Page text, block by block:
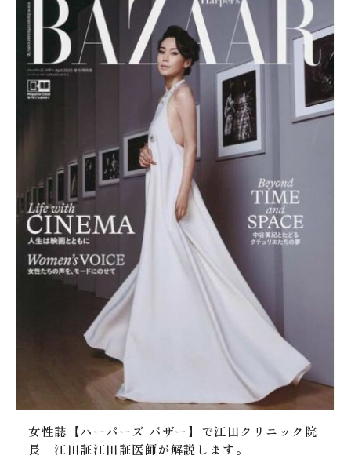
女性誌【ハーパーズ バザー】で江田クリニック院
長 江田証江田証医師が解説します。